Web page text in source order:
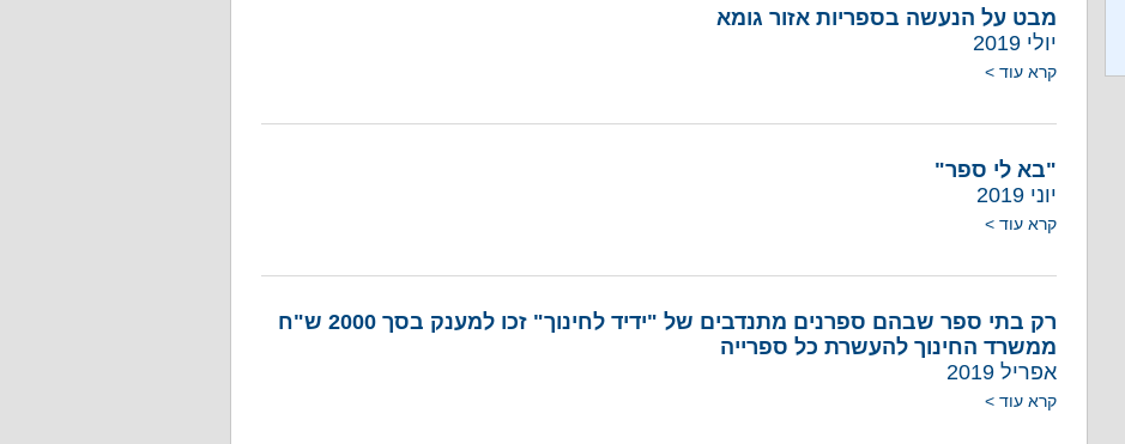
מבט על הנעשה בספריות אזור גומא
יולי 2019
קרא עוד >
"בא לי ספר"
יוני 2019
קרא עוד >
רק בתי ספר שבהם ספרנים מתנדבים של "ידיד לחינוך" זכו למענק בסך 2000 ש"ח
ממשרד החינוך להעשרת כל ספרייה
אפריל 2019
קרא עוד >